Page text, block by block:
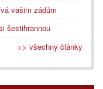
vašim zádům
šestihrannou
>> všechny články